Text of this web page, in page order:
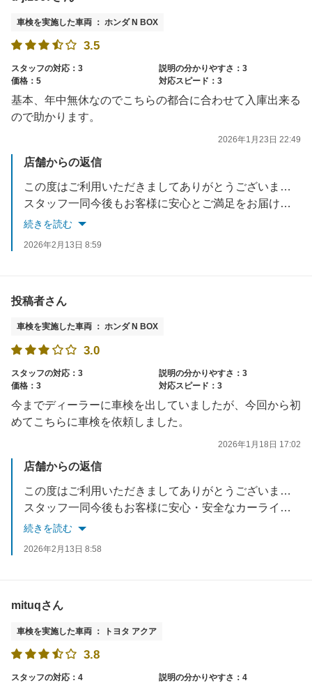
車検を実施した車両 ： ホンダ N BOX
3.5
スタッフの対応：3
説明の分かりやすさ：3
価格：5
対応スピード：3
基本、年中無休なのでこちらの都合に合わせて入庫出来る
ので助かります。
2026年1月23日 22:49
店舗からの返信
この度はご利用いただきましてありがとうございます。
スタッフ一同今後もお客様に安心とご満足をお届けできるよう努力していきます。
またのご来店を楽しみにお待ちしております。
続きを読む
2026年2月13日 8:59
投稿者さん
車検を実施した車両 ： ホンダ N BOX
3.0
スタッフの対応：3
説明の分かりやすさ：3
価格：3
対応スピード：3
今までディーラーに車検を出していましたが、今回から初
めてこちらに車検を依頼しました。
2026年1月18日 17:02
店舗からの返信
この度はご利用いただきましてありがとうございます。
スタッフ一同今後もお客様に安心・安全なカーライフをお届けできるよう努力していきます。
何かお困り事がありましたらいつでもご連絡ください。
続きを読む
2026年2月13日 8:58
mituqさん
車検を実施した車両 ： トヨタ アクア
3.8
スタッフの対応：4
説明の分かりやすさ：4